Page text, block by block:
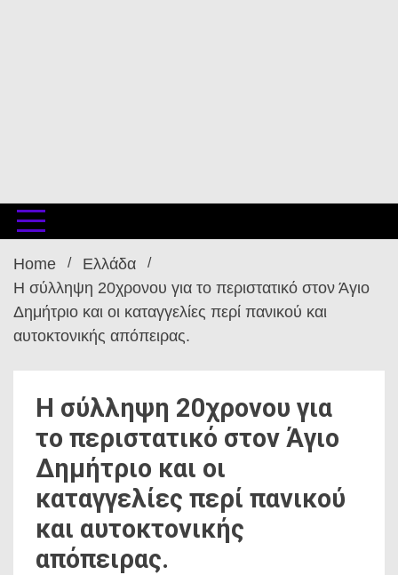
Home
Ελλάδα
Η σύλληψη 20χρονου για το περιστατικό στον Άγιο
Δημήτριο και οι καταγγελίες περί πανικού και
αυτοκτονικής απόπειρας.
Η σύλληψη 20χρονου για
το περιστατικό στον Άγιο
Δημήτριο και οι
καταγγελίες περί πανικού
και αυτοκτονικής
απόπειρας.